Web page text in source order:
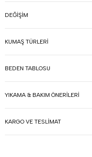
DEĞIŞIM
KUMAŞ TÜRLERI
BEDEN TABLOSU
YIKAMA & BAKIM ÖNERILERI
KARGO VE TESLIMAT